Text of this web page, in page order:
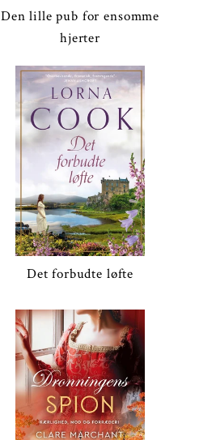
Den lille pub for ensomme
hjerter
Det forbudte løfte